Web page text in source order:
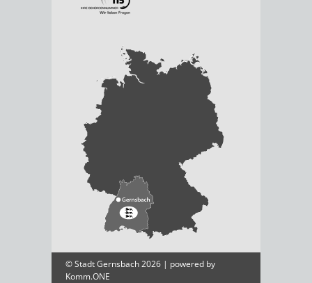
© Stadt Gernsbach 2026 | powered by
Komm.ONE